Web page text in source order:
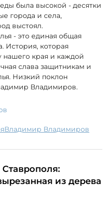
была высокой - десятки
города и села,
выстоял.
- это единая общая
История, которая
нашего края и каждой
слава защитникам и
Низкий поклон
Владимиров.
Владимир Владимиров
из дерева